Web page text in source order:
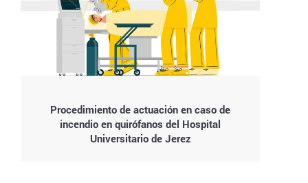
Procedimiento de actuación en caso de
incendio en quirófanos del Hospital
Universitario de Jerez